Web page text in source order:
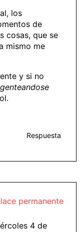
los
de
cosas, que se
mismo me
y si no
Respuesta
permanente
4 de